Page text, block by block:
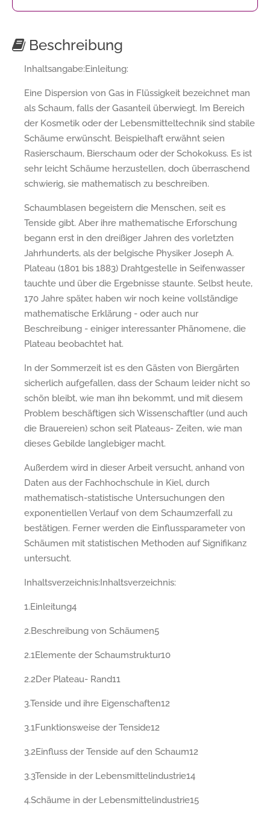
Beschreibung
Inhaltsangabe:Einleitung:
Eine Dispersion von Gas in Flüssigkeit bezeichnet man
als Schaum, falls der Gasanteil überwiegt. Im Bereich
der Kosmetik oder der Lebensmitteltechnik sind stabile
Schäume erwünscht. Beispielhaft erwähnt seien
Rasierschaum, Bierschaum oder der Schokokuss. Es ist
sehr leicht Schäume herzustellen, doch überraschend
schwierig, sie mathematisch zu beschreiben.
Schaumblasen begeistern die Menschen, seit es
Tenside gibt. Aber ihre mathematische Erforschung
begann erst in den dreißiger Jahren des vorletzten
Jahrhunderts, als der belgische Physiker Joseph A.
Plateau (1801 bis 1883) Drahtgestelle in Seifenwasser
tauchte und über die Ergebnisse staunte. Selbst heute,
170 Jahre später, haben wir noch keine vollständige
mathematische Erklärung - oder auch nur
Beschreibung - einiger interessanter Phänomene, die
Plateau beobachtet hat.
In der Sommerzeit ist es den Gästen von Biergärten
sicherlich aufgefallen, dass der Schaum leider nicht so
schön bleibt, wie man ihn bekommt, und mit diesem
Problem beschäftigen sich Wissenschaftler (und auch
die Brauereien) schon seit Plateaus- Zeiten, wie man
dieses Gebilde langlebiger macht.
Außerdem wird in dieser Arbeit versucht, anhand von
Daten aus der Fachhochschule in Kiel, durch
mathematisch-statistische Untersuchungen den
exponentiellen Verlauf von dem Schaumzerfall zu
bestätigen. Ferner werden die Einflussparameter von
Schäumen mit statistischen Methoden auf Signifikanz
untersucht.
Inhaltsverzeichnis:Inhaltsverzeichnis:
1.Einleitung4
2.Beschreibung von Schäumen5
2.1Elemente der Schaumstruktur10
2.2Der Plateau- Rand11
3.Tenside und ihre Eigenschaften12
3.1Funktionsweise der Tenside12
3.2Einfluss der Tenside auf den Schaum12
3.3Tenside in der Lebensmittelindustrie14
4.Schäume in der Lebensmittelindustrie15